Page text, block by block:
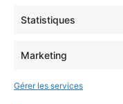
Statistiques
Marketing
Gérer les services